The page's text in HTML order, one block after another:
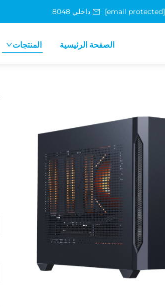
[email protected]
الصفحة الرئيسية المنتجات